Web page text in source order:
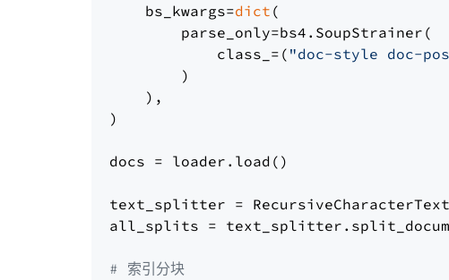
    bs_kwargs=
dict (
        parse_only=bs4.SoupStrainer(
            class_=(
"doc-style doc-
        )
    ),
)
docs = loader.load()
text_splitter =
all_splits =
# 索引分块